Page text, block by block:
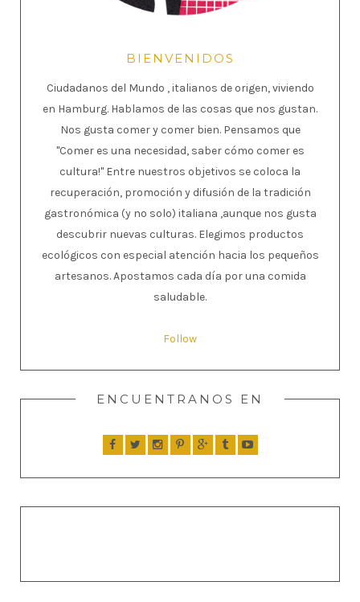
BIENVENIDOS
Ciudadanos del Mundo , italianos de origen, viviendo
en Hamburg. Hablamos de las cosas que nos gustan.
Nos gusta comer y comer bien. Pensamos que
"Comer es una necesidad, saber cómo comer es
cultura!" Entre nuestros objetivos se coloca la
recuperación, promoción y difusión de la tradición
gastronómica (y no solo) italiana ,aunque nos gusta
descubrir nuevas culturas. Elegimos productos
ecológicos con especial atención hacia los pequeños
artesanos. Apostamos cada día por una comida
saludable.
Follow
ENCUENTRANOS EN